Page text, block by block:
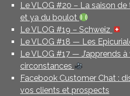
Le VLOG #20 – La saison
et ya du boulot
Le VLOG #19 – Schweiz
Le VLOG #18 — Les
Le VLOG #17 — J’apprends
circonstances
Facebook Customer Chat :
vos clients et prospects